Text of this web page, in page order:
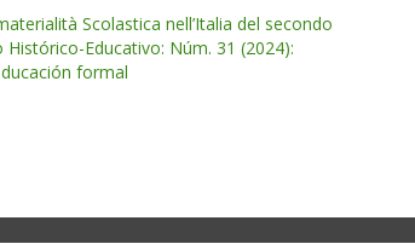
Scolastica nell’Italia del secondo
Educativo: Núm. 31 (2024):
formal